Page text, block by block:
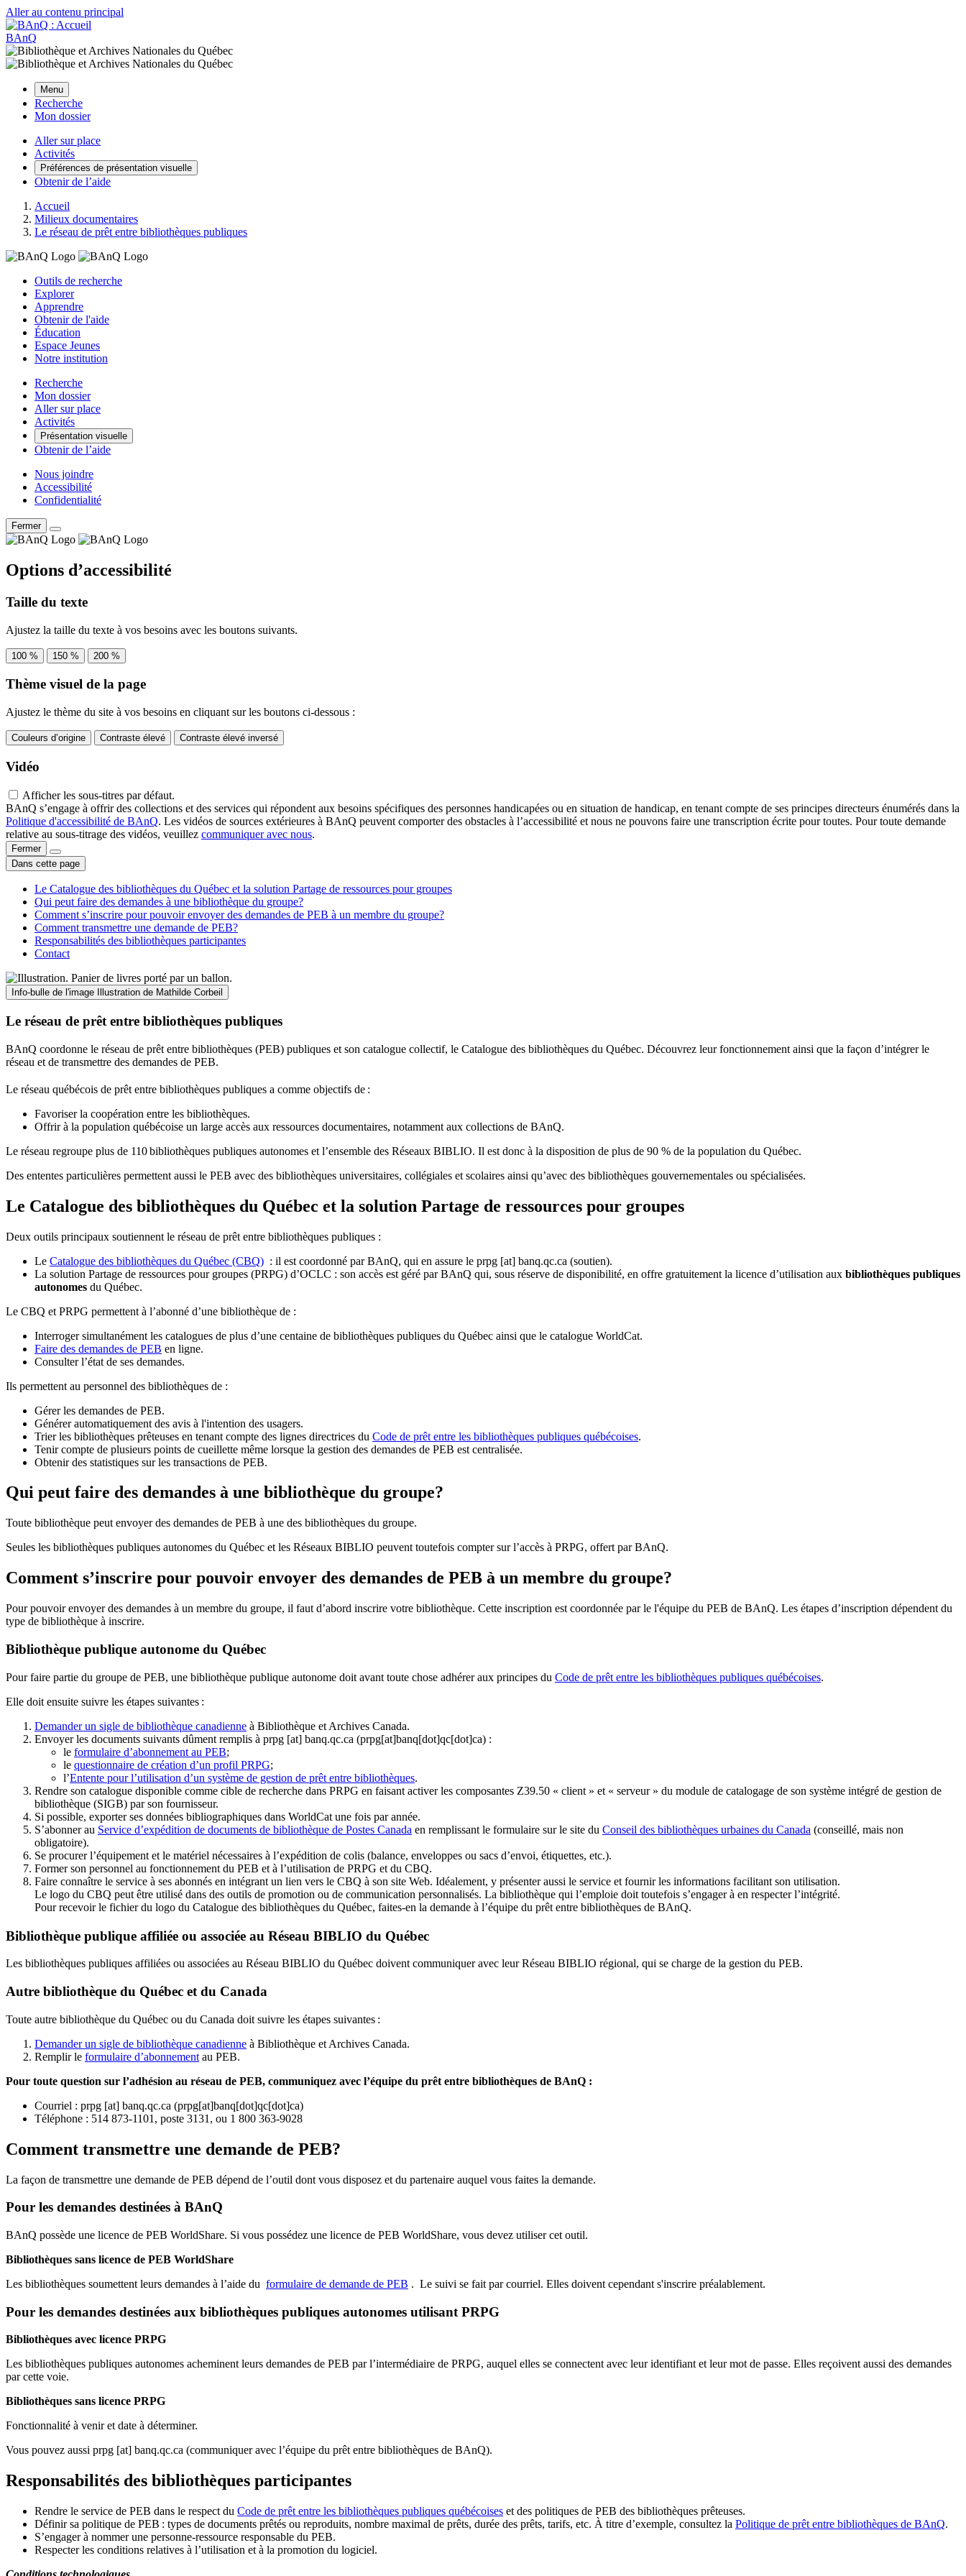
Aller au contenu principal
BAnQ
Menu
Recherche
Mon dossier
Aller sur place
Activités
Préférences de présentation visuelle
Obtenir de l’aide
Accueil
Milieux documentaires
Le réseau de prêt entre bibliothèques publiques
Outils de recherche
Explorer
Apprendre
Obtenir de l'aide
Éducation
Espace Jeunes
Notre institution
Recherche
Mon dossier
Aller sur place
Activités
Présentation visuelle
Obtenir de l’aide
Nous joindre
Accessibilité
Confidentialité
Fermer
Options d’accessibilité
Taille du texte
Ajustez la taille du texte à vos besoins avec les boutons suivants.
100 % 150 % 200 %
Thème visuel de la page
Ajustez le thème du site à vos besoins en cliquant sur les boutons ci-dessous :
Couleurs d’origine Contraste élevé Contraste élevé inversé
Vidéo
Afficher les sous-titres par défaut.
BAnQ s’engage à offrir des collections et des services qui répondent aux besoins spécifiques des personnes handicapées ou en situation de handicap, en tenant compte de ses principes directeurs énumérés dans la
Politique d'accessibilité de BAnQ. Les vidéos de sources extérieures à BAnQ peuvent comporter des obstacles à l’accessibilité et nous ne pouvons faire une transcription écrite pour toutes. Pour toute demande
relative au sous-titrage des vidéos, veuillez communiquer avec nous.
Fermer
Dans cette page
Le Catalogue des bibliothèques du Québec et la solution Partage de ressources pour groupes
Qui peut faire des demandes à une bibliothèque du groupe?
Comment s’inscrire pour pouvoir envoyer des demandes de PEB à un membre du groupe?
Comment transmettre une demande de PEB?
Responsabilités des bibliothèques participantes
Contact
Info-bulle de l'image Illustration de Mathilde Corbeil
Le réseau de prêt entre bibliothèques publiques
BAnQ coordonne le réseau de prêt entre bibliothèques (PEB) publiques et son catalogue collectif, le Catalogue des bibliothèques du Québec. Découvrez leur fonctionnement ainsi que la façon d’intégrer le
réseau et de transmettre des demandes de PEB.
Le réseau québécois de prêt entre bibliothèques publiques a comme objectifs de :
Favoriser la coopération entre les bibliothèques.
Offrir à la population québécoise un large accès aux ressources documentaires, notamment aux collections de BAnQ.
Le réseau regroupe plus de 110bibliothèques publiques autonomes et l’ensemble des Réseaux BIBLIO. Il est donc à la disposition de plus de 90 % de la population du Québec.
Des ententes particulières permettent aussi le PEB avec des bibliothèques universitaires, collégiales et scolaires ainsi qu’avec des bibliothèques gouvernementales ou spécialisées.
Le Catalogue des bibliothèques du Québec et la solution Partage de ressources pour groupes
Deux outils principaux soutiennent le réseau de prêt entre bibliothèques publiques :
Le Catalogue des bibliothèques du Québec (CBQ) : il est coordonné par BAnQ, qui en assure le prpg [at] banq.qc.ca (soutien).
La solution Partage de ressources pour groupes (PRPG) d’OCLC : son accès est géré par BAnQ qui, sous réserve de disponibilité, en offre gratuitement la licence d’utilisation aux bibliothèques publiques
autonomes du Québec.
Le CBQ et PRPG permettent à l’abonné d’une bibliothèque de :
Interroger simultanément les catalogues de plus d’une centaine de bibliothèques publiques du Québec ainsi que le catalogue WorldCat.
Faire des demandes de PEB en ligne.
Consulter l’état de ses demandes.
Ils permettent au personnel des bibliothèques de :
Gérer les demandes de PEB.
Générer automatiquement des avis à l'intention des usagers.
Trier les bibliothèques prêteuses en tenant compte des lignes directrices du Code de prêt entre les bibliothèques publiques québécoises.
Tenir compte de plusieurs points de cueillette même lorsque la gestion des demandes de PEB est centralisée.
Obtenir des statistiques sur les transactions de PEB.
Qui peut faire des demandes à une bibliothèque du groupe?
Toute bibliothèque peut envoyer des demandes de PEB à une des bibliothèques du groupe.
Seules les bibliothèques publiques autonomes du Québec et les Réseaux BIBLIO peuvent toutefois compter sur l’accès à PRPG, offert par BAnQ.
Comment s’inscrire pour pouvoir envoyer des demandes de PEB à un membre du groupe?
Pour pouvoir envoyer des demandes à un membre du groupe, il faut d’abord inscrire votre bibliothèque. Cette inscription est coordonnée par le l'équipe du PEB de BAnQ. Les étapes d’inscription dépendent du
type de bibliothèque à inscrire.
Bibliothèque publique autonome du Québec
Pour faire partie du groupe de PEB, une bibliothèque publique autonome doit avant toute chose adhérer aux principes du Code de prêt entre les bibliothèques publiques québécoises.
Elle doit ensuite suivre les étapes suivantes :
Demander un sigle de bibliothèque canadienne à Bibliothèque et Archives Canada.
Envoyer les documents suivants dûment remplis à prpg [at] banq.qc.ca (prpg[at]banq[dot]qc[dot]ca) :
le formulaire d’abonnement au PEB;
le questionnaire de création d’un profil PRPG;
l’Entente pour l’utilisation d’un système de gestion de prêt entre bibliothèques.
Rendre son catalogue disponible comme cible de recherche dans PRPG en faisant activer les composantes Z39.50 « client » et « serveur » du module de catalogage de son système intégré de gestion de
bibliothèque (SIGB) par son fournisseur.
Si possible, exporter ses données bibliographiques dans WorldCat une fois par année.
S’abonner au Service d’expédition de documents de bibliothèque de Postes Canada en remplissant le formulaire sur le site du Conseil des bibliothèques urbaines du Canada (conseillé, mais non
obligatoire).
Se procurer l’équipement et le matériel nécessaires à l’expédition de colis (balance, enveloppes ou sacs d’envoi, étiquettes, etc.).
Former son personnel au fonctionnement du PEB et à l’utilisation de PRPG et du CBQ.
Faire connaître le service à ses abonnés en intégrant un lien vers le CBQ à son site Web. Idéalement, y présenter aussi le service et fournir les informations facilitant son utilisation.
Le logo du CBQ peut être utilisé dans des outils de promotion ou de communication personnalisés. La bibliothèque qui l’emploie doit toutefois s’engager à en respecter l’intégrité.
Pour recevoir le fichier du logo du Catalogue des bibliothèques du Québec, faites-en la demande à l’équipe du prêt entre bibliothèques de BAnQ.
Bibliothèque publique affiliée ou associée au Réseau BIBLIO du Québec
Les bibliothèques publiques affiliées ou associées au Réseau BIBLIO du Québec doivent communiquer avec leur Réseau BIBLIO régional, qui se charge de la gestion du PEB.
Autre bibliothèque du Québec et du Canada
Toute autre bibliothèque du Québec ou du Canada doit suivre les étapes suivantes :
Demander un sigle de bibliothèque canadienne à Bibliothèque et Archives Canada.
Remplir le formulaire d’abonnement au PEB.
Pour toute question sur l’adhésion au réseau de PEB, communiquez avec l’équipe du prêt entre bibliothèques de BAnQ :
Courriel : prpg [at] banq.qc.ca (prpg[at]banq[dot]qc[dot]ca)
Téléphone : 514 873-1101, poste 3131, ou 1 800 363-9028
Comment transmettre une demande de PEB?
La façon de transmettre une demande de PEB dépend de l’outil dont vous disposez et du partenaire auquel vous faites la demande.
Pour les demandes destinées à BAnQ
BAnQ possède une licence de PEB WorldShare. Si vous possédez une licence de PEB WorldShare, vous devez utiliser cet outil.
Bibliothèques sans licence de PEB WorldShare
Les bibliothèques soumettent leurs demandes à l’aide du formulaire de demande de PEB . Le suivi se fait par courriel. Elles doivent cependant s'inscrire préalablement.
Pour les demandes destinées aux bibliothèques publiques autonomes utilisant PRPG
Bibliothèques avec licence PRPG
Les bibliothèques publiques autonomes acheminent leurs demandes de PEB par l’intermédiaire de PRPG, auquel elles se connectent avec leur identifiant et leur mot de passe. Elles reçoivent aussi des demandes
par cette voie.
Bibliothèques sans licence PRPG
Fonctionnalité à venir et date à déterminer.
Vous pouvez aussi prpg [at] banq.qc.ca (communiquer avec l’équipe du prêt entre bibliothèques de BAnQ).
Responsabilités des bibliothèques participantes
Rendre le service de PEB dans le respect du Code de prêt entre les bibliothèques publiques québécoises et des politiques de PEB des bibliothèques prêteuses.
Définir sa politique de PEB : types de documents prêtés ou reproduits, nombre maximal de prêts, durée des prêts, tarifs, etc. À titre d’exemple, consultez la Politique de prêt entre bibliothèques de BAnQ.
S’engager à nommer une personne-ressource responsable du PEB.
Respecter les conditions relatives à l’utilisation et à la promotion du logiciel.